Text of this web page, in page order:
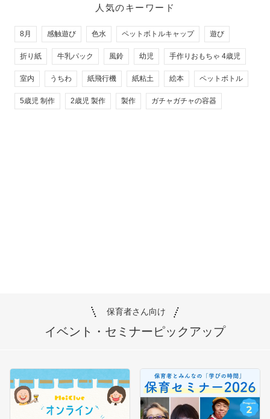
人気のキーワード
8月 感触遊び 色水 ペットボトルキャップ 遊び
折り紙 牛乳パック 風鈴 幼児 手作りおもちゃ 4歳児
室内 うちわ 紙飛行機 紙粘土 絵本 ペットボトル
5歳児 制作 2歳児 製作 製作 ガチャガチャの容器
保育者さん向け
イベント・セミナーピックアップ